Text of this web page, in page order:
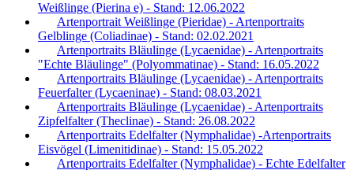
Weißlinge (Pierina e) - Stand: 12.06.2022
Artenportrait Weißlinge (Pieridae) - Artenportraits
Gelblinge (Coliadinae) - Stand: 02.02.2021
Artenportraits Bläulinge (Lycaenidae) - Artenportraits
"Echte Bläulinge" (Polyommatinae) - Stand: 16.05.2022
Artenportraits Bläulinge (Lycaenidae) - Artenportraits
Feuerfalter (Lycaeninae) - Stand: 08.03.2021
Artenportraits Bläulinge (Lycaenidae) - Artenportraits
Zipfelfalter (Theclinae) - Stand: 26.08.2022
Artenportraits Edelfalter (Nymphalidae) -Artenportraits
Eisvögel (Limenitidinae) - Stand: 15.05.2022
Artenportraits Edelfalter (Nymphalidae) - Echte Edelfalter